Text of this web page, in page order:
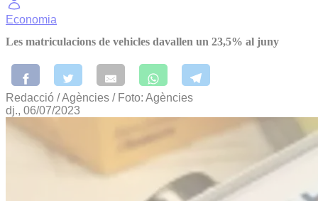
Economia
Les matriculacions de vehicles davallen un 23,5% al juny
Redacció / Agències / Foto: Agències
dj., 06/07/2023